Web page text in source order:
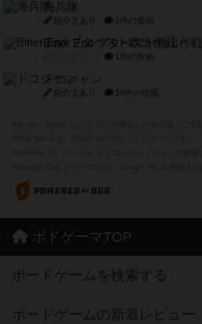
海兵隊
紹介文あり 1件の投稿
Bitter End ブタペスト救出作戦
1件の投稿
ドコジャン
紹介文あり 10件の投稿
ボドゲーマTOP
ボードゲームを検索する
ボードゲームの新着レビュー